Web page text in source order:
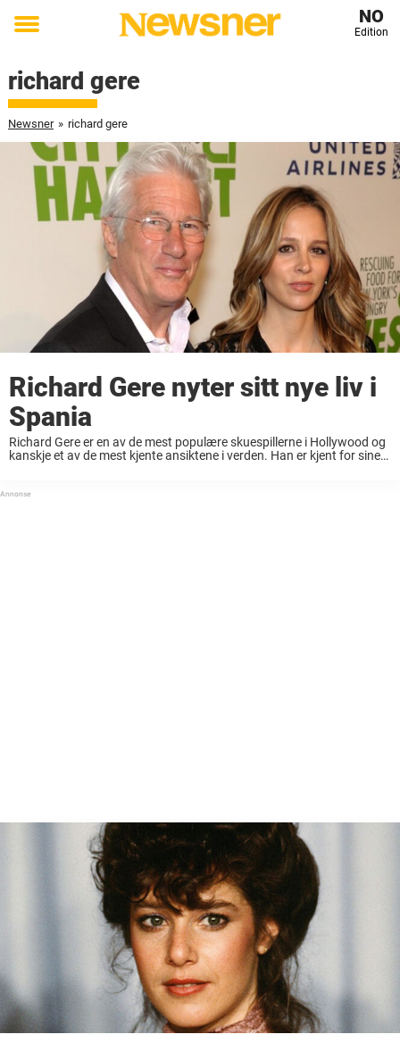
Toggle
NO
Edition
richard gere
Newsner » richard gere
Richard Gere nyter sitt nye liv i
Spania
Richard Gere er en av de mest populære skuespillerne i Hollywood og
kanskje et av de mest kjente ansiktene i verden. Han er kjent for sine